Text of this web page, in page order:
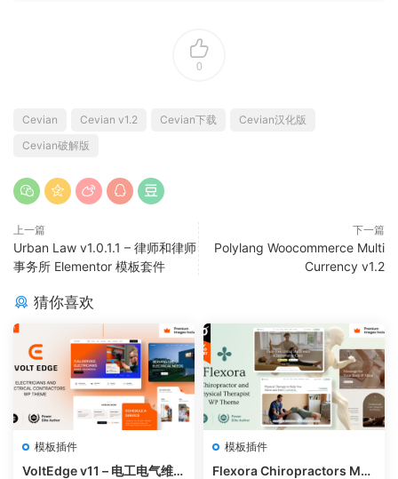
0
Cevian Cevian v1.2 Cevian下载
Cevian汉化版
Cevian破解版
上一篇
Urban Law v1.0.1.1 – 律师和律师
事务所 Elementor 模板套件
下一篇
Polylang Woocommerce Multi
Currency v1.2
猜你喜欢
模板插件
VoltEdge v11 – 电工电气维修
模板插件
Flexora Chiropractors Mes